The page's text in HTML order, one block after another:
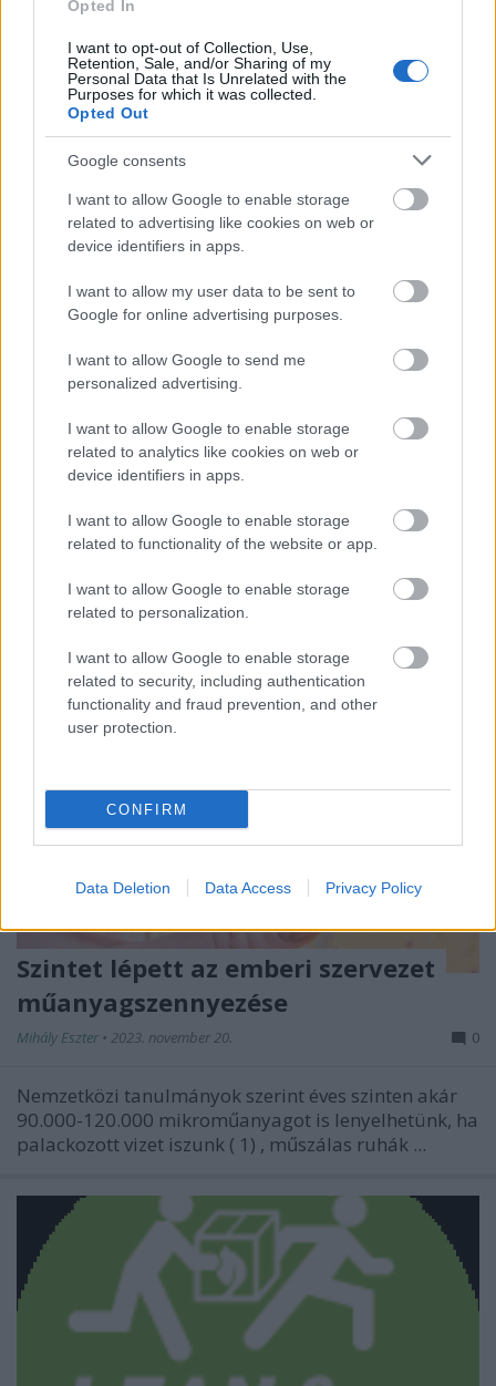
Opted In
I want to opt-out of Collection, Use,
Retention, Sale, and/or Sharing of my
Personal Data that Is Unrelated with the
Purposes for which it was collected.
Opted Out
Google consents
I want to allow Google to enable storage
related to advertising like cookies on web or
device identifiers in apps.
I want to allow my user data to be sent to
Google for online advertising purposes.
I want to allow Google to send me
personalized advertising.
I want to allow Google to enable storage
related to analytics like cookies on web or
device identifiers in apps.
I want to allow Google to enable storage
related to functionality of the website or app.
I want to allow Google to enable storage
related to personalization.
I want to allow Google to enable storage
related to security, including authentication
functionality and fraud prevention, and other
user protection.
CONFIRM
Data Deletion Data Access Privacy Policy
“A körforgásos gazdaság maga a
CHEP üzleti modellje.”
Mihály Eszter•2023. december 12.
CHEPraklap bérbeadással foglalkozó nemzetközi
vállalat partnereinek segít csökkenteni a széndioxid
kibocsátását, emellett nagy hangsúlyt fektet ...
Szintet lépett az emberi szervezet
műanyagszennyezése
Mihály Eszter • 2023. november 20. 0
Nemzetközi tanulmányok szerint éves szinten akár
90.000-120.000 mikroműanyagot is lenyelhetünk, ha
palackozott vizet iszunk ( 1) , műszálas ruhák ...